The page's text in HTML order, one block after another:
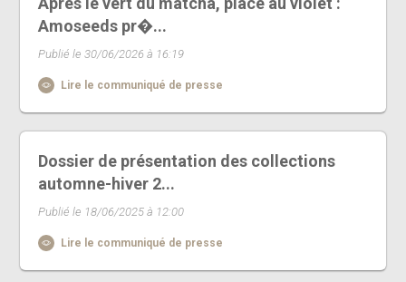
Amoseeds pr�...
Publié le 30/06/2026 à 16:19
Lire le communiqué de presse
Dossier de présentation des collections
automne-hiver 2...
Publié le 18/06/2025 à 12:00
Lire le communiqué de presse